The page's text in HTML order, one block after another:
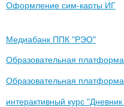
Оформление сим-карты ИГ
Медиабанк ППК "РЭО"
Образовательная
Образовательная
интерактивный курс